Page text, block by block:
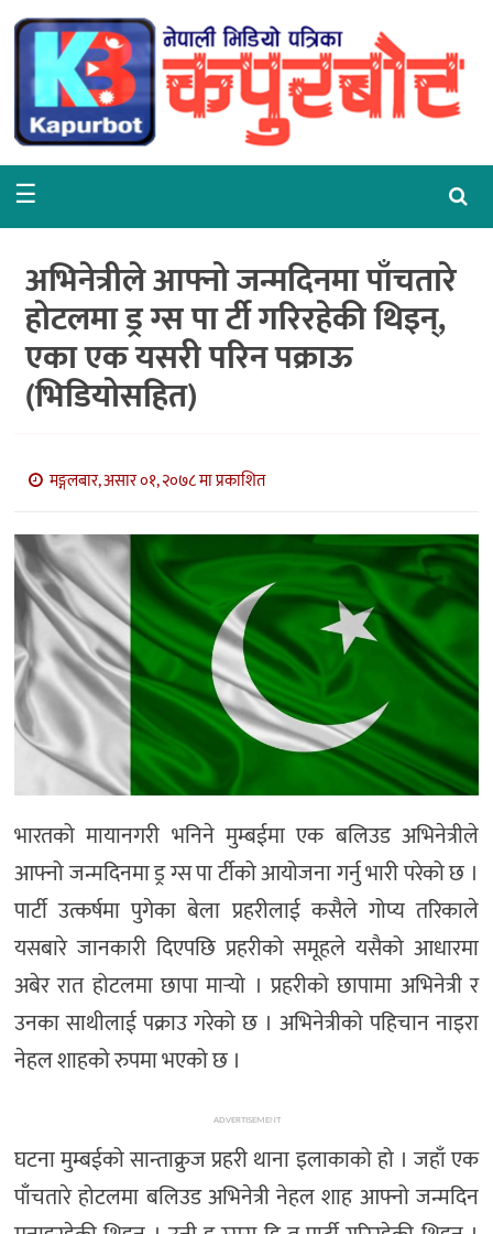
गृहपृष्ठ
समाचार
राजनीति
वरपर
शिक्षा
आर्थिक
विचार
मनोरञ्जन
खेल
प्रविधि
भिडियो
☰
अभिनेत्रीले आफ्नो जन्मदिनमा पाँचतारे
होटलमा ड्र ग्स पा र्टी गरिरहेकी थिइन्,
एका एक यसरी परिन पक्राऊ
(भिडियोसहित)
मङ्गलबार, असार ०१, २०७८ मा प्रकाशित
भारतको मायानगरी भनिने मुम्बईमा एक बलिउड अभिनेत्रीले
आफ्नो जन्मदिनमा ड्र ग्स पा र्टीको आयोजना गर्नु भारी परेको छ ।
पार्टी उत्कर्षमा पुगेका बेला प्रहरीलाई कसैले गोप्य तरिकाले
यसबारे जानकारी दिएपछि प्रहरीको समूहले यसैको आधारमा
अबेर रात होटलमा छापा मार्‍यो । प्रहरीको छापामा अभिनेत्री र
उनका साथीलाई पक्राउ गरेको छ । अभिनेत्रीको पहिचान नाइरा
नेहल शाहको रुपमा भएको छ ।
ADVERTISEMENT
घटना मुम्बईको सान्ताक्रुज प्रहरी थाना इलाकाको हो । जहाँ एक
पाँचतारे होटलमा बलिउड अभिनेत्री नेहल शाह आफ्नो जन्मदिन